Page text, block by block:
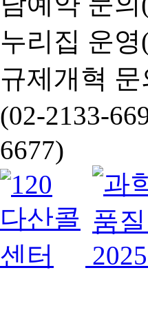
누리집 운
규제개혁
(02-2133-
6677)